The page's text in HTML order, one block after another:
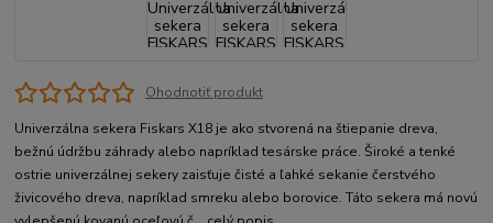
Ohodnotiť produkt
Univerzálna sekera Fiskars X18 je ako stvorená na štiepanie dreva,
bežnú údržbu záhrady alebo napríklad tesárske práce. Široké a tenké
ostrie univerzálnej sekery zaisťuje čisté a ľahké sekanie čerstvého
živicového dreva, napríklad smreku alebo borovice. Táto sekera má novú